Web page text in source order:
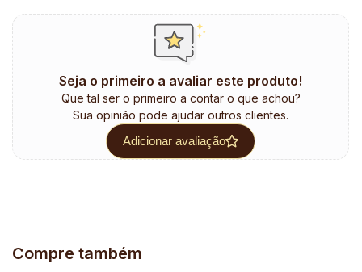
Seja o primeiro a avaliar este produto!
Que tal ser o primeiro a contar o que achou?
Sua opinião pode ajudar outros clientes.
Adicionar avaliação
Compre também